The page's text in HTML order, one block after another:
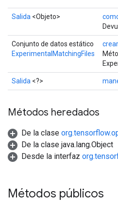
Salida <Objeto>
Conjunto de datos estático
ExperimentalMatchingFiles
crear
Salida <?>
Métodos heredados
De la clase
De la clase java.lang.Object
Desde la interfaz
Métodos públicos